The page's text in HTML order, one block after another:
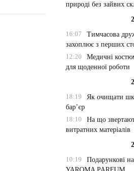
природі без зайвих
16:07
Тимчасова
захоплює з перших
12:20
Медичні
для щоденної роботи
18:19
Як очищати
бар’єр
18:10
На що
витратних матеріалів
10:19
Подарункові